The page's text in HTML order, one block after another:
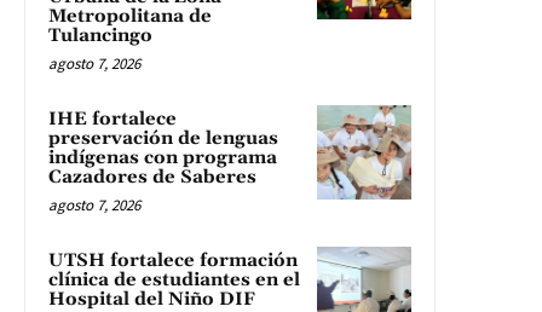
Metropolitana de
Tulancingo
agosto 7, 2026
IHE fortalece
preservación de lenguas
indígenas con programa
Cazadores de Saberes
agosto 7, 2026
UTSH fortalece formación
clínica de estudiantes en el
Hospital del Niño DIF